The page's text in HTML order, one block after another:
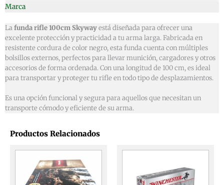
Marca
Lafunda rifle 100cm Skywayestá diseñada para ofrecer una
excelente protección y practicidad a tu arma larga. Fabricada en
resistente cordura de color negro, esta funda cuenta con múltiples
bolsillos externos, perfectos para llevar munición, cargadores y otros
accesorios de forma ordenada. Con una longitud de 100 cm, es ideal
para transportar y proteger tu rifle en todo tipo de desplazamientos.
Es una opción funcional y segura para aquellos que necesitan un
transporte cómodo y eficiente de su arma.
Productos Relacionados